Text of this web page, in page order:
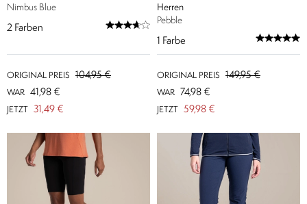
Nimbus Blue
2 Farben
ORIGINAL PREIS 104,95 €
WAR 41,98 €
JETZT 31,49 €
Herren
Pebble
1 Farbe
ORIGINAL PREIS 149,95 €
WAR 74,98 €
JETZT 59,98 €